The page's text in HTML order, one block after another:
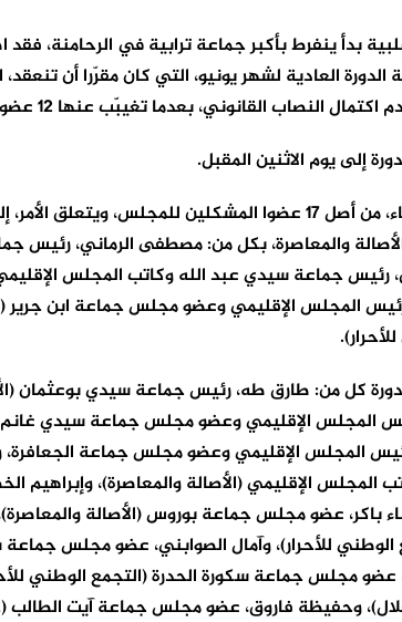
بدأ ينفرط بأكبر جماعة ترابية في الرحامنة،
اكتمال النصاب القانوني، بعدما تغيبّب عنها 12 عضوا.
إلى يوم الاثنين المقبل.
فقد حضر 5 أعضاء، من أصل 17 عضوا المشكلين للمجلس،
والمعاصرة، بكل من: مصطفى الرماني، رئيس
رئيس جماعة سيدي عبد الله وكاتب المجلس
لرئيس المجلس الإقليمي وعضو مجلس جماعة ابن جرير
كل من: طارق طه، رئيس جماعة سيدي بوعثمان
المجلس الإقليمي وعضو مجلس جماعة سيدي غانم
المجلس الإقليمي وعضو مجلس جماعة
المجلس الإقليمي (الأصالة والمعاصرة)،
باكر، عضو مجلس جماعة بوروس (الأصالة
الوطني للأحرار)، وآمال الصوابني، عضو مجلس
عضو مجلس جماعة سكورة الحدرة (التجمع الوطني
وحفيظة فاروق، عضو مجلس جماعة آيت الطالب